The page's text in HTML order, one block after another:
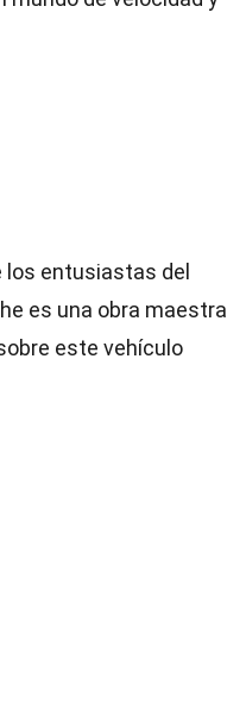
entusiastas del
es una obra maestra
este vehículo